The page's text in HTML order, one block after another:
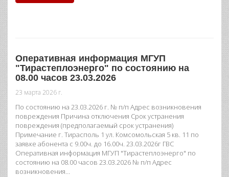
Оперативная информация МГУП
"Тирастеплоэнерго" по состоянию на
08.00 часов 23.03.2026
23 марта 2026 г.
По состоянию на 23.03.2026 г. № п/п Адрес возникновения
повреждения Причина отключения Срок устранения
повреждения (предполагаемый срок устранения)
Примечание г. Тирасполь 1 ул. Комсомольская 5 кв. 11 по
заявке абонента с 9.00ч. до 16.00ч. 23.03.2026г ГВС
Оперативная информация МГУП "Тирастеплоэнерго" по
состоянию на 08.00 часов 23.03.2026 № п/п Адрес
возникновения…